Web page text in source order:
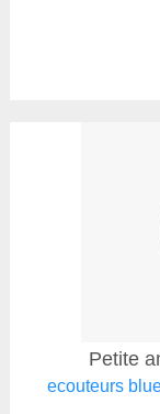
Petite
ecouteurs